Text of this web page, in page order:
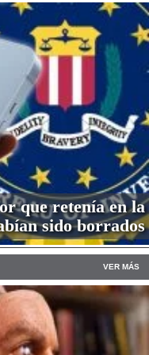
que retenía en la
sido borrados
VER MÁS